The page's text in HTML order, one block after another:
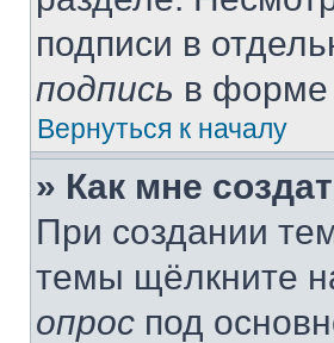
подписи в
подпись в форме
Вернуться к началу
» Как мне
При создании
темы щёлкните
опрос под